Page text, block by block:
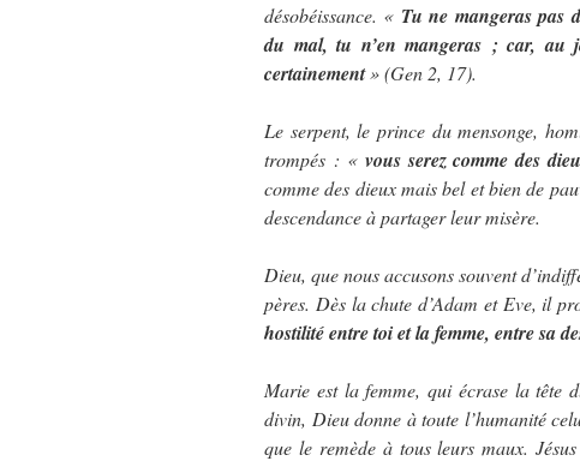
désobéissance. « Tu ne mangeras pas
du mal, tu n’en mangeras ; car,
certainement» (Gen 2, 17).
Le serpent, le prince du mensonge,
trompés : « vous serez comme des
comme des dieux mais bel et bien de
descendance à partager leur misère.
Dieu, que nous accusons souvent
pères. Dès la chute d’Adam et Eve, il
hostilité entre toi et la femme, entre sa
Marie est la femme, qui écrase la
divin, Dieu donne à toute l’humanité
que le remède à tous leurs maux.